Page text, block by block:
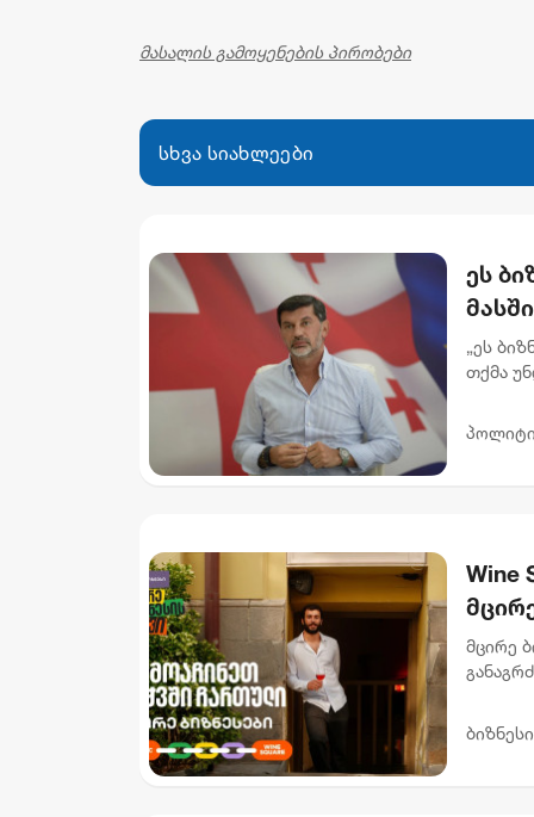
მასალის გამოყენების პირობები
სხვა სიახლეები
ეს
„ეს
თქმა
მი...
Wine
მცირე